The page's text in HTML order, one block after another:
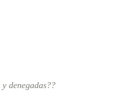
denegadas??